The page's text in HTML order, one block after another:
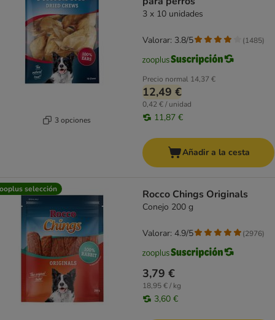
3 opciones
3 x 10 unidades
Precio normal 14,37 €
12,49 €
0,42 € / unidad
11,87 €
Valorar: 3.8/5 (1485)
Añadir a la cesta
selección Rocco Chings Originals
Conejo 200 g
3,79 €
18,95 € / kg
3,60 €
Valorar: 4.9/5 (2976)